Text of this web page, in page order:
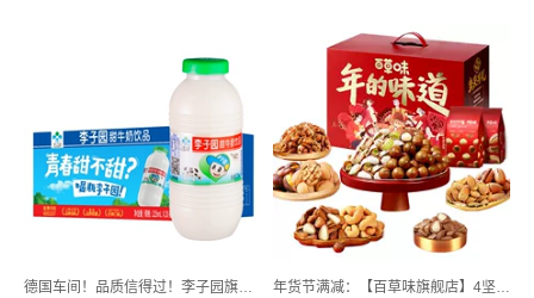
德国车间！品质信得过！李子园旗舰店！甜牛奶225MLX20瓶 年货节满减：【百草味旗舰店】4坚果！百草味年货坚果礼盒1294g